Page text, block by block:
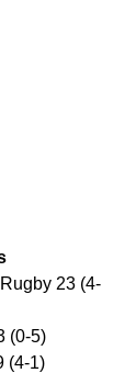
23 (4-
(0-5)
(4-1)